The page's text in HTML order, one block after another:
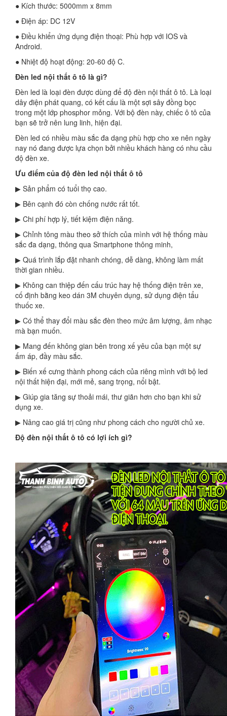
● Kích thước: 5000mm x 8mm
● Điện áp: DC 12V
● Điều khiển ứng dụng điện thoại: Phù hợp với IOS và
Android.
● Nhiệt độ hoạt động: 20-60 độ C.
Đèn led nội thất ô tô là gì?
Đèn led là loại đèn được dùng để độ đèn nội thất ô tô. Là loại
dây điện phát quang, có kết cấu là một sợi sây đồng bọc
trong một lớp phosphor mỏng. Với bộ đèn này, chiếc ô tô của
bạn sẽ trở nên lung linh, hiện đại.
Đèn led có nhiều màu sắc đa dạng phù hợp cho xe nên ngày
nay nó đang được lựa chọn bởi nhiều khách hàng có nhu cầu
độ đèn xe.
Ưu điểm của độ đèn led nội thất ô tô
▶ Sản phẩm có tuổi thọ cao.
▶ Bên cạnh đó còn chống nước rất tốt.
▶ Chi phí hợp lý, tiết kiệm điện năng.
▶ Chỉnh tông màu theo sở thích của mình với hệ thống màu
sắc đa dạng, thông qua Smartphone thông minh,
▶ Quá trình lắp đặt nhanh chóng, dễ dàng, không làm mất
thời gian nhiều.
▶ Không can thiệp đến cấu trúc hay hệ thống điện trên xe,
cố định bằng keo dán 3M chuyên dụng, sử dụng điện tẩu
thuốc xe.
▶ Có thể thay đổi màu sắc đèn theo mức âm lượng, âm nhạc
mà bạn muốn.
▶ Mang đến không gian bên trong xế yêu của bạn một sự
ấm áp, đầy màu sắc.
▶ Biến xế cưng thành phong cách của riêng mình với bộ led
nội thất hiện đại, mới mẻ, sang trọng, nổi bật.
▶ Giúp gia tăng sự thoải mái, thư giãn hơn cho bạn khi sử
dụng xe.
▶ Nâng cao giá trị cũng như phong cách cho người chủ xe.
Độ đèn nội thất ô tô có lợi ích gì?